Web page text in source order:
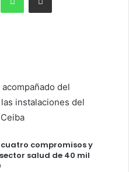
del
instalaciones del
cuatro compromisos y
salud de 40 mil